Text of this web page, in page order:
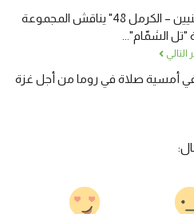
"الاتحاد العام للكتاب الفلسطينيين – الكرمل 48" يناقش المجموعة
الشمّام"...
التالي
أمسية صلاة في روما من أجل غزة